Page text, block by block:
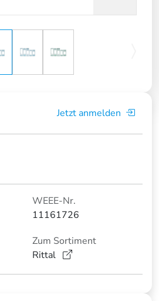
Jetzt anmelden
WEEE-Nr.
11161726
Zum Sortiment
Rittal